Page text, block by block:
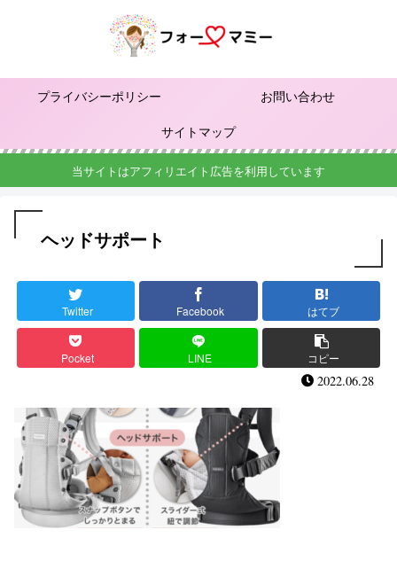
プライバシーポリシー
お問い合わせ
サイトマップ
当サイトはアフィリエイト広告を利用しています
ヘッドサポート
Twitter Facebook はてブ
Pocket LINE コピー
2022.06.28